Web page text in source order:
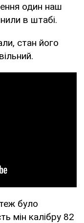
один наш
в штабі.
стан його
було
мін калібру 82